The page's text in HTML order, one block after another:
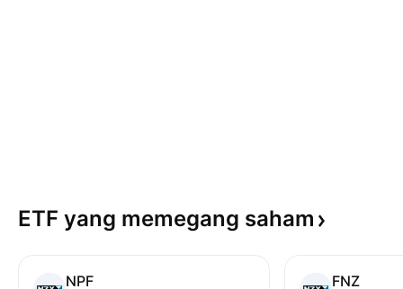
ETF yang memegang saham
NPF FNZ